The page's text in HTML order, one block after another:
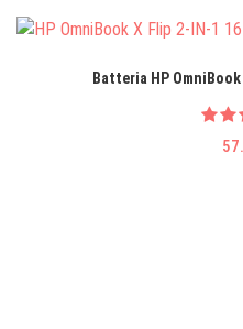
Batteria HP